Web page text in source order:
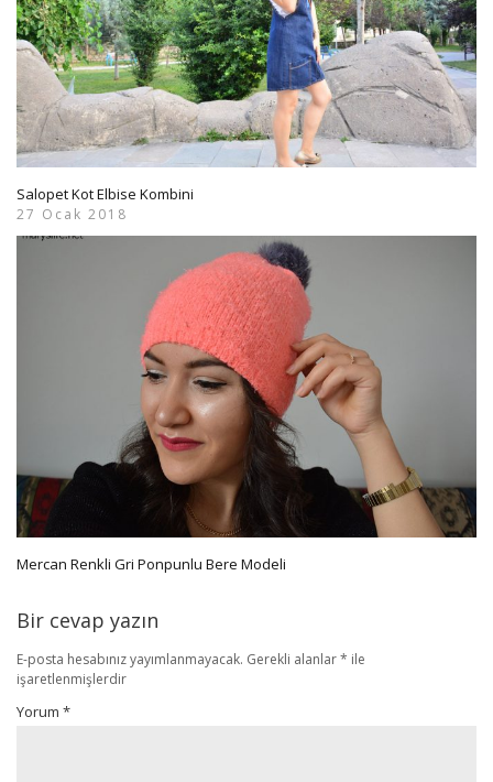
Salopet Kot Elbise Kombini
27 Ocak 2018
Mercan Renkli Gri Ponpunlu Bere Modeli
Bir cevap yazın
E-posta hesabınız yayımlanmayacak. Gerekli alanlar* ile
işaretlenmişlerdir
Yorum *